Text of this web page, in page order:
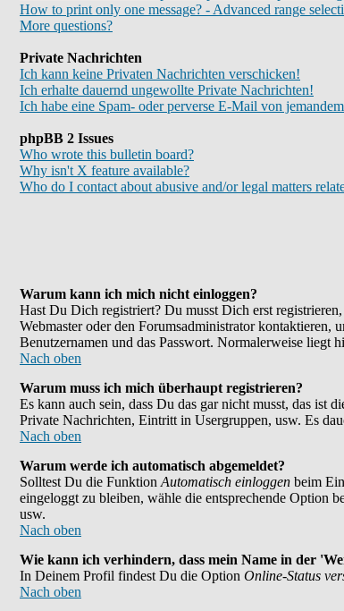
How to print only one message? - Advanced range
More questions?
Private Nachrichten
Ich kann keine Privaten Nachrichten verschicken!
Ich erhalte dauernd ungewollte Private Nachrichten!
Ich habe eine Spam- oder perverse E-Mail von
phpBB 2 Issues
Who wrote this bulletin board?
Why isn't X feature available?
Who do I contact about abusive and/or legal matters
Warum kann ich mich nicht einloggen?
Hast Du Dich registriert? Du musst Dich erst
Webmaster oder den Forumsadministrator
Benutzernamen und das Passwort. Normalerweise liegt
Nach oben
Warum muss ich mich überhaupt registrieren?
Es kann auch sein, dass Du das gar nicht musst, das ist
Private Nachrichten, Eintritt in Usergruppen, usw. Es
Nach oben
Warum werde ich automatisch abgemeldet?
Solltest Du die Funktion Automatisch einloggen beim
eingeloggt zu bleiben, wähle die entsprechende Option
usw.
Nach oben
Wie kann ich verhindern, dass mein Name in der
In Deinem Profil findest Du die Option Online-Status
Nach oben